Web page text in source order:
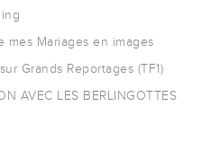
mes Mariages en images
Grands Reportages (TF1)
AVEC LES BERLINGOTTES